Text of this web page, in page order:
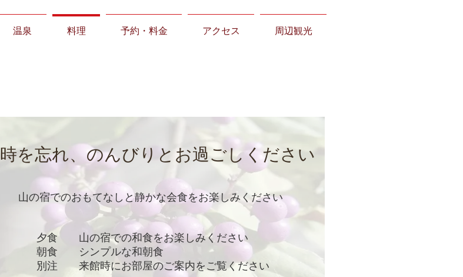
温泉 料理 予約・料金 アクセス 周辺観光
​時を忘れ、のんびりとお過ごしください
​山の宿でのおもてなしと静かな会食をお楽しみください
夕食 山の宿での和食をお楽しみください
朝食 シンプルな和朝食
​別注 来館時にお部屋のご案内をご覧ください